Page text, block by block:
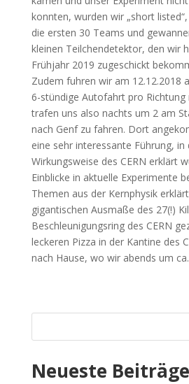
konnten, wurden wir „short
die ersten 30 Teams und
kleinen Teilchendetektor, den wir
Frühjahr 2019 zugeschickt
Zudem fuhren wir am 12.12.2018
6-stündige Autofahrt pro Richtung
trafen uns also nachts um 2 am
nach Genf zu fahren. Dort
eine sehr interessante Führung, in
Wirkungsweise des CERN erklärt
Einblicke in aktuelle Experimente
Themen aus der Kernphysik
gigantischen Ausmaße des 27(!)
Beschleunigungsring des CERN
leckeren Pizza in der Kantine des
nach Hause, wo wir abends um
Neueste Beiträge